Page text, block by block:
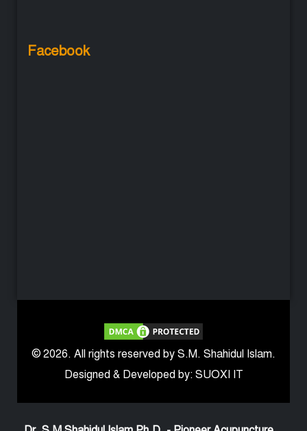
Facebook
© 2026. All rights reserved by S.M. Shahidul Islam.
Designed & Developed by: SUOXI IT